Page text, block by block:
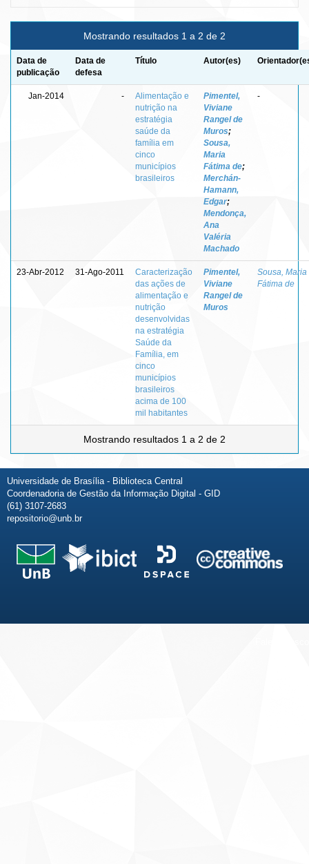
Mostrando resultados 1 a 2 de 2
Data de
publicação
Data de
defesa
Título Autor(es)
Jan-2014 -
Alimentação e
nutrição na
estratégia
saúde da
família em
cinco
municípios
brasileiros
Pimentel,
Viviane
Rangel de
Muros;
Sousa,
Maria
Fátima de;
Merchán-
Hamann,
Edgar;
Mendonça,
Ana
Valéria
Machado
-
23-Abr-2012 31-Ago-2011
Caracterização
das ações de
alimentação e
nutrição
desenvolvidas
na estratégia
Saúde da
Família, em
cinco
municípios
brasileiros
acima de 100
mil habitantes
Pimentel,
Viviane
Rangel de
Muros
Sousa, Maria
Fátima de
Mostrando resultados 1 a 2 de 2
Universidade de Brasília - Biblioteca Central
Coordenadoria de Gestão da Informação Digital - GID
(61) 3107-2683
repositorio@unb.br